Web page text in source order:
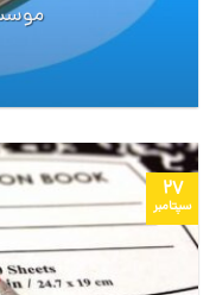
27
سپتامبر